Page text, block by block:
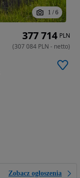
1 / 6
Zobacz ogłoszenia
377 714 PLN
(307 084 PLN - netto)